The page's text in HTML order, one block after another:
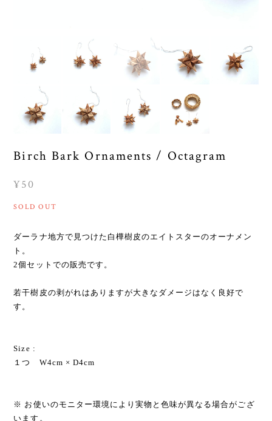
Birch Bark Ornaments / Octagram
¥50
SOLD OUT
ダーラナ地方で見つけた白樺樹皮のエイトスターのオーナメン
ト。
2個セットでの販売です。
若干樹皮の剥がれはありますが大きなダメージはなく良好で
す。
Size :
１つ W4cm × D4cm
※ お使いのモニター環境により実物と色味が異なる場合がござ
います。